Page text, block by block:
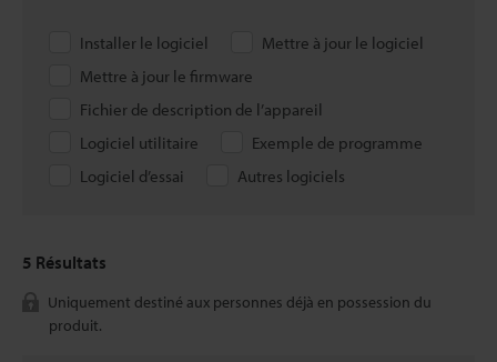
Installer le logiciel
Mettre à jour le logiciel
Mettre à jour le firmware
Fichier de description de l’appareil
Logiciel utilitaire
Exemple de programme
Logiciel d’essai
Autres logiciels
5 Résultats
Uniquement destiné aux personnes déjà en possession du
produit.